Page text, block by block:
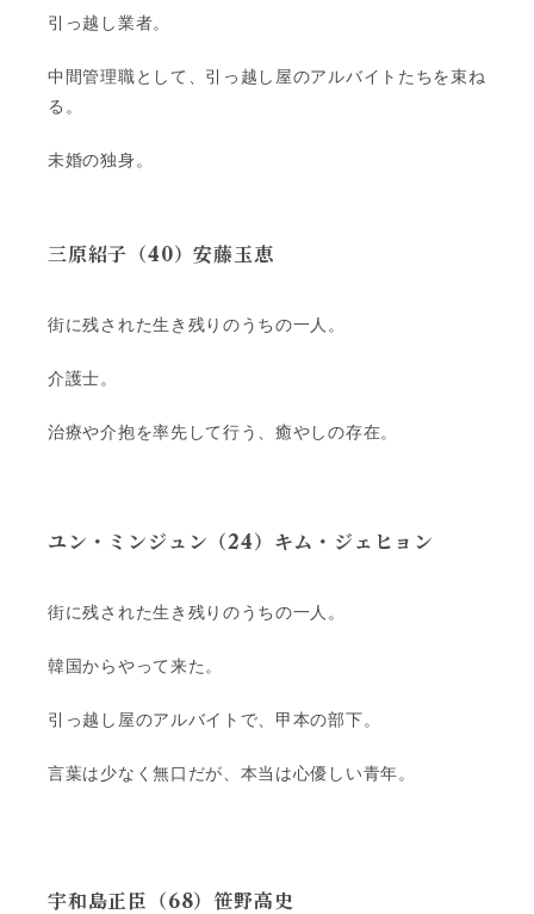
引っ越し業者。
中間管理職として、引っ越し屋のアルバイトたちを束ね
る。
未婚の独身。
三原紹子（40）安藤玉恵
街に残された生き残りのうちの一人。
介護士。
治療や介抱を率先して行う、癒やしの存在。
ユン・ミンジュン（24）キム・ジェヒョン
街に残された生き残りのうちの一人。
韓国からやって来た。
引っ越し屋のアルバイトで、甲本の部下。
言葉は少なく無口だが、本当は心優しい青年。
宇和島正臣（68）笹野高史